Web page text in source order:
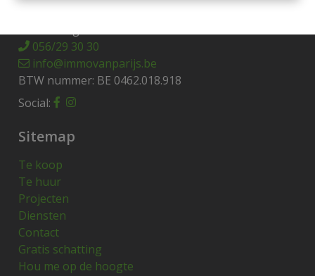
056/29 30 30
info@immovanparijs.be
BTW nummer: BE 0462.018.918
Social:
Sitemap
Te koop
Te huur
Projecten
Diensten
Contact
Gratis schatting
Hou me op de hoogte